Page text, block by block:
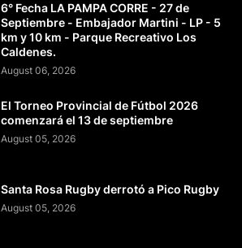
6° Fecha LA PAMPA CORRE - 27 de
Septiembre - Embajador Martini - LP - 5
km y 10 km - Parque Recreativo Los
Caldenes.
August 06, 2026
El Torneo Provincial de Fútbol 2026
comenzará el 13 de septiembre
August 05, 2026
Santa Rosa Rugby derrotó a Pico Rugby
August 05, 2026